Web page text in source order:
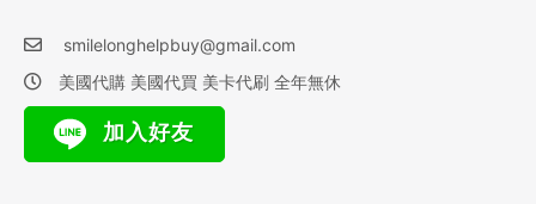
smilelonghelpbuy@gmail.com
美國代購 美國代買 美卡代刷 全年無休
加入好友